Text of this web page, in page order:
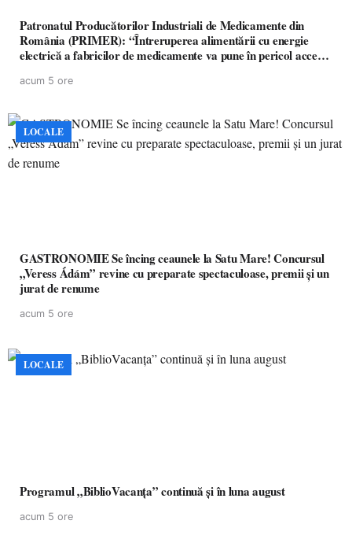
Patronatul Producătorilor Industriali de Medicamente din
România (PRIMER): “Întreruperea alimentării cu energie
electrică a fabricilor de medicamente va pune în pericol accesul
acum 5 ore
LOCALE
GASTRONOMIE Se încing ceaunele la Satu Mare! Concursul
„Veress Ádám” revine cu preparate spectaculoase, premii și un
jurat de renume
acum 5 ore
LOCALE
Programul „BiblioVacanța” continuă și în luna august
acum 5 ore